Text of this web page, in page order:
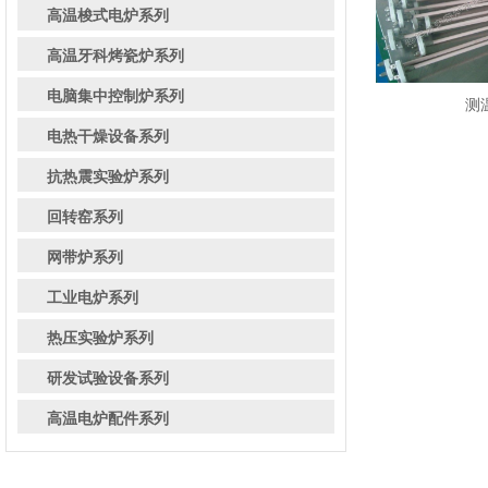
高温梭式电炉系列
高温牙科烤瓷炉系列
电脑集中控制炉系列
电热干燥设备系列
抗热震实验炉系列
回转窑系列
网带炉系列
工业电炉系列
热压实验炉系列
研发试验设备系列
高温电炉配件系列
测